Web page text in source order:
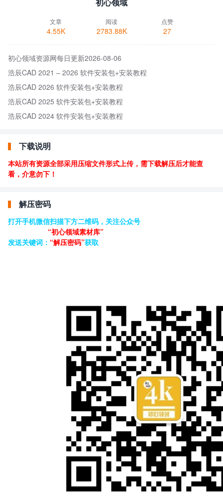
文章
4.55K
阅读
2783.88K
点赞
27
初心领域资源网每日更新2026-08-06
浩辰CAD 2021 – 2026 软件安装包+安装教程
浩辰CAD 2026 软件安装包+安装教程
浩辰CAD 2025 软件安装包+安装教程
浩辰CAD 2024 软件安装包+安装教程
下载说明
本站所有资源全部采用压缩文件形式上传，需下载解压后才能查
看，介意勿下！
解压密码
打开手机微信扫描下方二维码，关注公众号
“初心领域素材库”
发送关键词： “解压密码”获取